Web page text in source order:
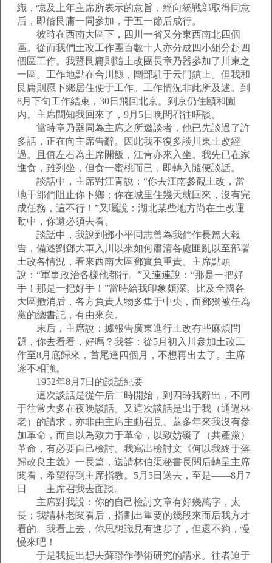
織，憶及上年主席所表示的意旨，經向統戰部取得同意
后，即偕艮庸一同參加，于五一節后成行。
彼時在西南大區下，四川一省又分東西南北四個
區。從而我們土改工作團百數十人亦分成四小組分赴四
個區工作。我暨艮庸則隨土改團長章乃器參加了川東之
一區。工作地點在合川縣，團部駐于云門鎮上。但我和
艮庸則愿下鄉居住便于工作。工作情況非此所及述。到
8月下旬工作結束，30日飛回北京。到京仍住頤和園
內。主席聞知我回來了，9月5日晚間召往晤談。
當時章乃器同為主席之所邀談者，他已先談過了許
多話，正在向主席告辭。因此我不復多談川東土改經
過。且值左右為主席開飯，江青亦來入坐。我先已在家
進食，雖列坐，但食一蜜桃而已，即轉入隨便談話。
談話中，主席對江青說：“你去江南參觀土改，當
地干部們阻止你下鄉；你在城里住幾天就回來，沒有完
成任務，這不行！”又囑說：湖北某些地方尚在土改運
動中，你還必須去看。
談話中，我說到鄧小平同志曾為我們作長篇大報
告，備述劉鄧大軍入川以來如何肅清各處匪亂以至部署
土改各情況，看來西南大區鄧實負重責。主席點頭
說：“軍事政治各樣他都行。”又連連說：“那是一把好
手！那是一把好手！”當時給我印象頗深。比及全國各
大區撤消后，各方負責人物多集于中央，而鄧獨被任為
黨的總書記，有由來矣。
末后，主席說：據報告廣東進行土改有些麻煩問
題，你去看看，好嗎？我答：從5月初入川參加土改工
作至8月底歸來，首尾達四個月，不想再出去了。主席
遂不相強。
1952年8月7日的談話紀要
這次談話是從午后二時開始，到四時我辭出，不同
于往常大多在夜晚談話。又這次談話是出于我（通過林
老）的請求，亦非由主席主動召見。蓋多年來我沒有參
加革命，而自以為致力于革命，以致妨礙了（共產黨）
革命，有必要自己檢討。我寫出檢討文《何以我終于落
歸改良主義》一長篇，送請林伯渠秘書長閱后轉呈主席
閱看，希望得到主席指教。5月5日送去，至是——8月7
日——主席召我去面談。
主席對我說：你的自己檢討文章有好幾萬字，太
長；我請林老閱看后，指劃出重要的幾段來而后我方才
看的。我看上去，你思想識見有進步了，但還不夠，慢
慢來吧！
于是我提出想去蘇聯作學術研究的請求。往者迫于